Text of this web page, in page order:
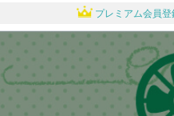
プレミアム会員登